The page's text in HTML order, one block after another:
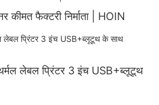
फैक्टरी निर्माता | HOIN
लेबल प्रिंटर 3 इंच USB+ब्लूटूथ